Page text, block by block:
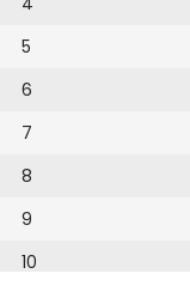
5
6
7
8
9
10